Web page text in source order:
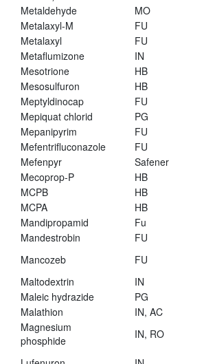
Metaldehyde MO
Metalaxyl-M
FU
Metalaxyl
FU
Metaflumizone
IN
Mesotrione
HB
Mesosulfuron
HB
Meptyldinocap
FU
Mepiquat chlorid
PG
Mepanipyrim
FU
Mefentrifluconazole
FU
Mefenpyr
Safener
Mecoprop-P
HB
MCPB
HB
MCPA
HB
Mandipropamid
Fu
Mandestrobin
FU
Mancozeb
FU
Maltodextrin
IN
Maleic hydrazide
PG
Malathion
IN, AC
Magnesium
phosphide
IN, RO